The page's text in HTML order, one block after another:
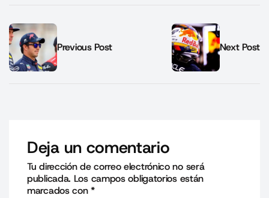
Previous Post Next Post
Deja un comentario
Tu dirección de correo electrónico no será
publicada. Los campos obligatorios están
marcados con*